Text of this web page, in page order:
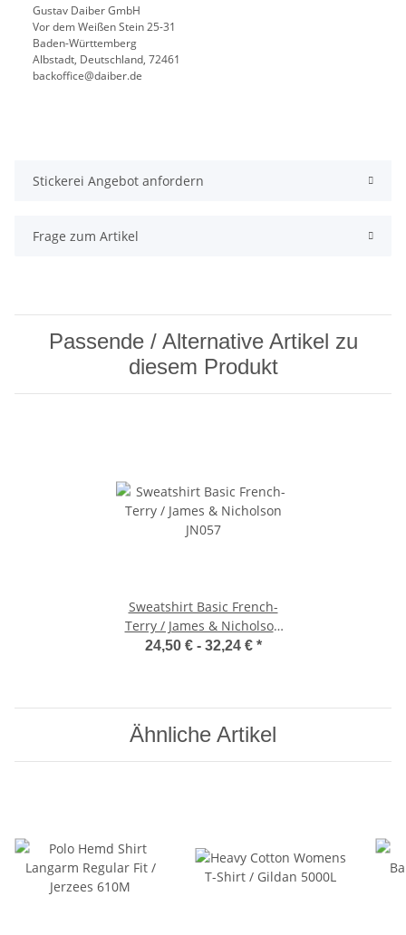
Gustav Daiber GmbH
Vor dem Weißen Stein 25-31
Baden-Württemberg
Albstadt, Deutschland, 72461
backoffice@daiber.de
Stickerei Angebot anfordern
Frage zum Artikel
Passende / Alternative Artikel zu
diesem Produkt
Sweatshirt Basic French-
Terry / James & Nicholson
JN057
24,50 € - 32,24 € *
Ähnliche Artikel